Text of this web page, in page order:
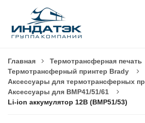
Главная
Термотрансферная печать
Термотрансферный принтер Brady
Аксессуары для термотрансферных
Аксессуары для BMP41/51/61
Li-ion аккумулятор 12В (BMP51/53)